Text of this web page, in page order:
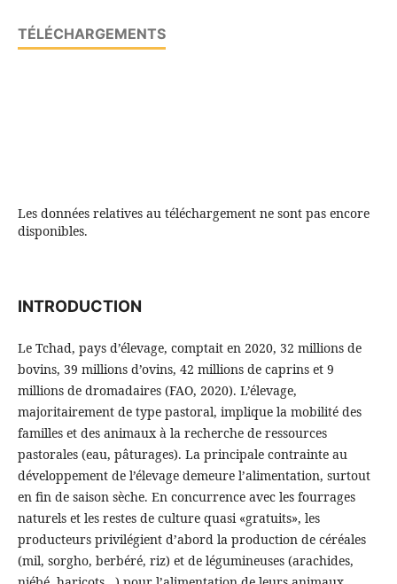
TÉLÉCHARGEMENTS
Les données relatives au téléchargement ne sont pas encore
disponibles.
INTRODUCTION
Le Tchad, pays d’élevage, comptait en 2020, 32 millions de
bovins, 39 millions d’ovins, 42 millions de caprins et 9
millions de dromadaires (FAO, 2020). L’élevage,
majoritairement de type pastoral, implique la mobilité des
familles et des animaux à la recherche de ressources
pastorales (eau, pâturages). La principale contrainte au
développement de l’élevage demeure l’alimentation, surtout
en fin de saison sèche. En concurrence avec les fourrages
naturels et les restes de culture quasi «gratuits», les
producteurs privilégient d’abord la production de céréales
(mil, sorgho, berbéré, riz) et de légumineuses (arachides,